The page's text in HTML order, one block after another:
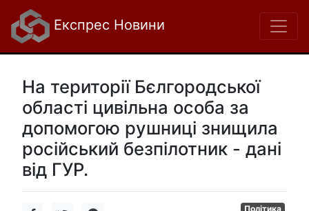
Експрес Новини
На території Бєлгородської
області цивільна особа за
допомогою рушниці знищила
російський безпілотник - дані
від ГУР.
Політика